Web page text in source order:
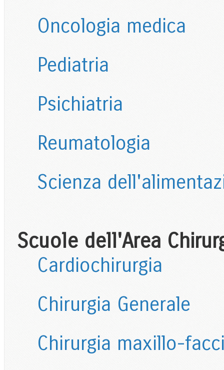
Oncologia medica
Pediatria
Psichiatria
Reumatologia
Scienza
Scuole dell'Area
Cardiochirurgia
Chirurgia Generale
Chirurgia maxillo-